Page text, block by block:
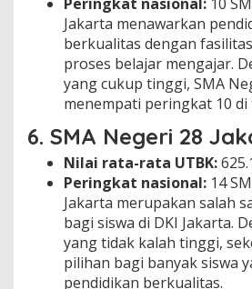
Jakarta menawarkan
berkualitas dengan
proses belajar mengajar.
yang cukup tinggi, SMA
menempati peringkat 10
6. SMA Negeri 28
Nilai rata-rata UTBK:
Peringkat nasional: 14
Jakarta merupakan salah
bagi siswa di DKI Jakarta.
yang tidak kalah tinggi,
pilihan bagi banyak siswa
pendidikan berkualitas.